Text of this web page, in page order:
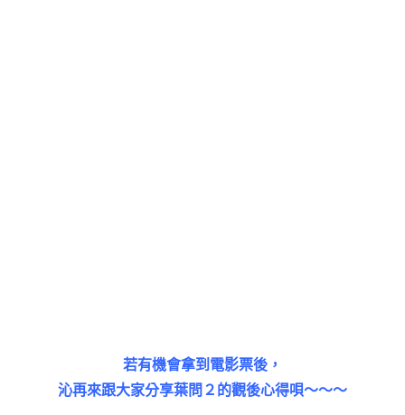
若有機會拿到電影票後，
沁再來跟大家分享葉問２的觀後心得唄～～～